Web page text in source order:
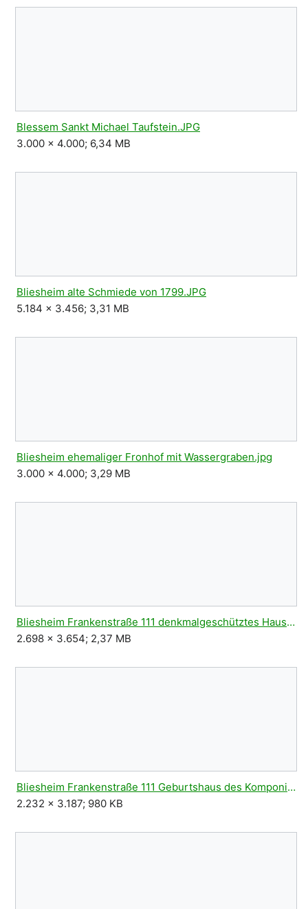
Blessem Sankt Michael Taufstein.JPG
3.000 × 4.000; 6,34 MB
Bliesheim alte Schmiede von 1799.JPG
5.184 × 3.456; 3,31 MB
Bliesheim ehemaliger Fronhof mit Wassergraben.jpg
3.000 × 4.000; 3,29 MB
Bliesheim Frankenstraße 111 denkmalgeschütztes Haus.jpg
2.698 × 3.654; 2,37 MB
Bliesheim Frankenstraße 111 Geburtshaus des Komponisten Zimmermann.jpg
2.232 × 3.187; 980 KB